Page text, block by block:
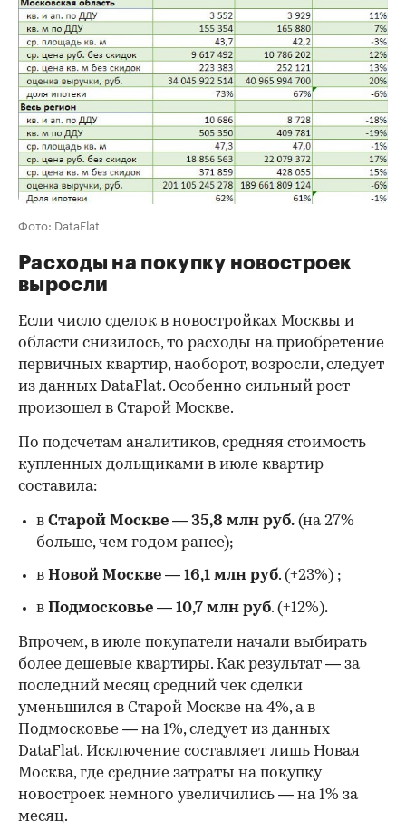
Фото: DataFlat
Расходы на покупку новостроек
выросли
Если число сделок в новостройках Москвы и
области снизилось, то расходы на приобретение
первичных квартир, наоборот, возросли, следует
из данных DataFlat. Особенно сильный рост
произошел в Старой Москве.
По подсчетам аналитиков, средняя стоимость
купленных дольщиками в июле квартир
составила:
в Старой Москве — 35,8 млн руб. (на 27%
больше, чем годом ранее);
в Новой Москве — 16,1 млн руб. (+23%) ;
в Подмосковье — 10,7 млн руб. (+12%).
Впрочем, в июле покупатели начали выбирать
более дешевые квартиры. Как результат — за
последний месяц средний чек сделки
уменьшился в Старой Москве на 4%, а в
Подмосковье — на 1%, следует из данных
DataFlat. Исключение составляет лишь Новая
Москва, где средние затраты на покупку
новостроек немного увеличились — на 1% за
месяц.